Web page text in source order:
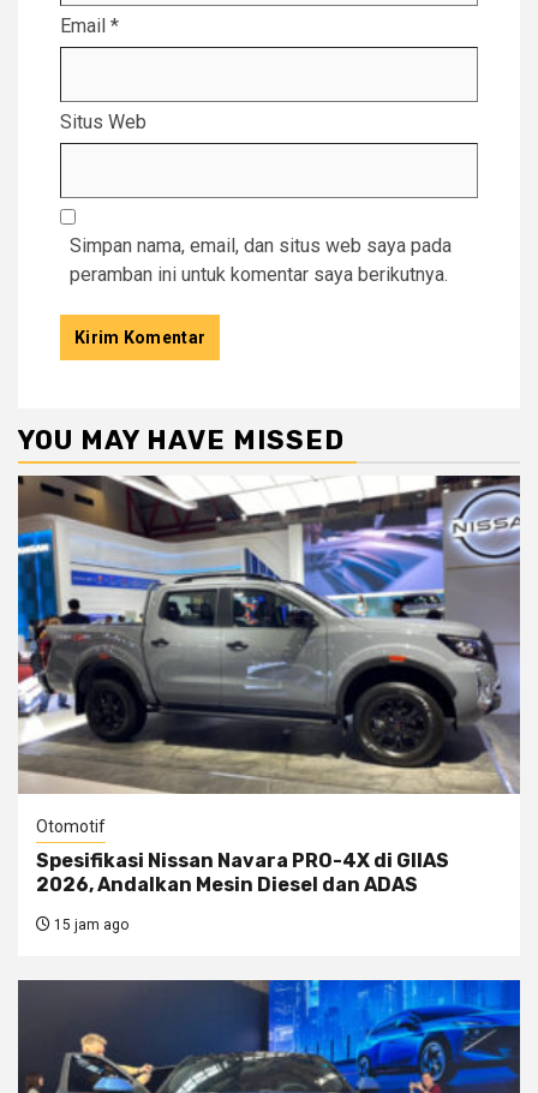
Email *
Situs Web
Simpan nama, email, dan situs web saya pada
peramban ini untuk komentar saya berikutnya.
YOU MAY HAVE MISSED
Otomotif
Spesifikasi Nissan Navara PRO-4X di GIIAS
2026, Andalkan Mesin Diesel dan ADAS
15 jam ago